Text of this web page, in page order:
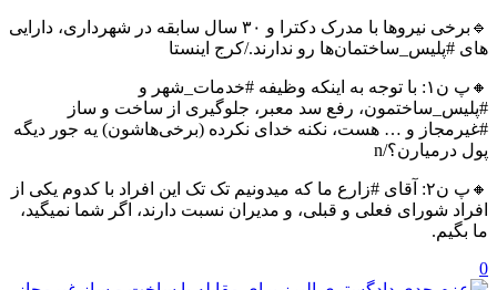
🔹برخی نیروها با مدرک دکترا و ۳۰ سال سابقه در شهرداری، دارایی
های #پلیس_ساختمان‌ها رو ندارند./کرج اینستا
🔸پ ن۱: با توجه به اینکه وظیفه #خدمات_شهر و
#پلیس_ساختمون، رفع سد معبر، جلوگیری از ساخت و ساز
#غیرمجاز و … هست، نکنه خدای نکرده (برخی‌هاشون) یه جور دیگه
پول درمیارن؟/n
🔸پ ن۲: آقای #زارع ما که میدونیم تک تک این افراد با کدوم یکی از
افراد شورای فعلی و قبلی، و مدیران نسبت دارند، اگر شما نمیگید،
ما بگیم.
0